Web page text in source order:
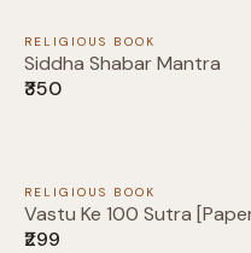
RELIGIOUS BOOK
Siddha Shabar Mantra
₹350
RELIGIOUS BOOK
Vastu Ke 100 Sutra
₹299
Your rating
Title*